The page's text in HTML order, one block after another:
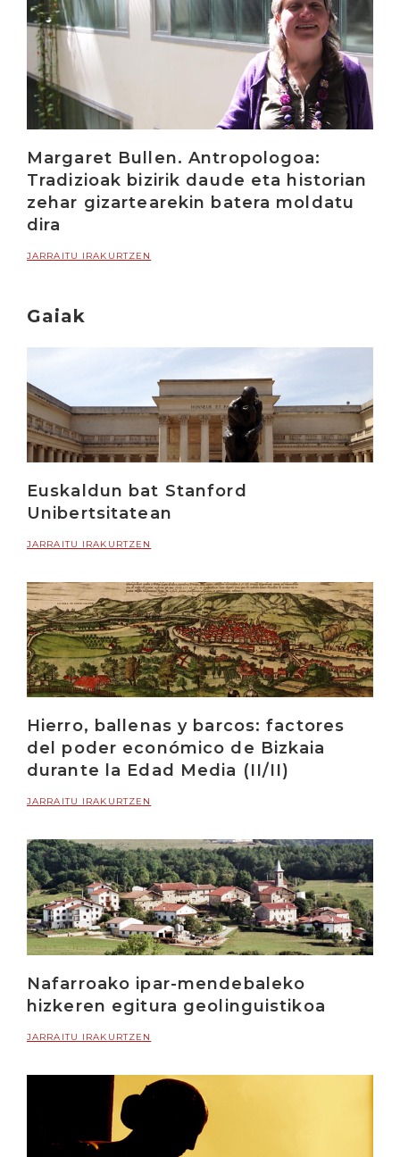
Margaret Bullen. Antropologoa:
Tradizioak bizirik daude eta historian
zehar gizartearekin batera moldatu
dira
JARRAITU IRAKURTZEN
Gaiak
Euskaldun bat Stanford
Unibertsitatean
JARRAITU IRAKURTZEN
Hierro, ballenas y barcos: factores
del poder económico de Bizkaia
durante la Edad Media (II/II)
JARRAITU IRAKURTZEN
Nafarroako ipar-mendebaleko
hizkeren egitura geolinguistikoa
JARRAITU IRAKURTZEN